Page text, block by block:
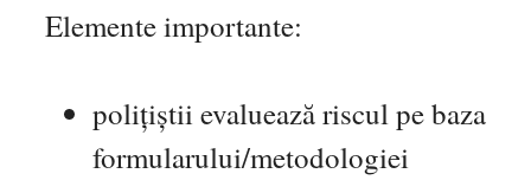
Elemente importante:
polițiștii evaluează riscul pe baza
formularului/metodologiei